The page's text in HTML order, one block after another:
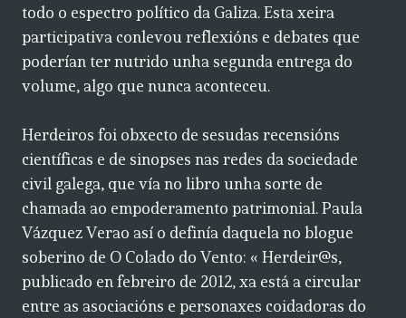
todo o espectro político da Galiza. Esta xeira
participativa conlevou reflexións e debates que
poderían ter nutrido unha segunda entrega do
volume, algo que nunca aconteceu.
Herdeiros foi obxecto de sesudas recensións
científicas e de sinopses nas redes da sociedade
civil galega, que vía no libro unha sorte de
chamada ao empoderamento patrimonial. Paula
Vázquez Verao así o definía daquela no blogue
soberino de O Colado do Vento: « Herdeir@s,
publicado en febreiro de 2012, xa está a circular
entre as asociacións e personaxes coidadoras do